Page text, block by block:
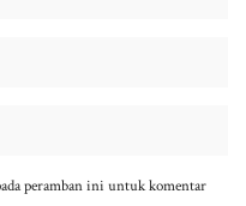
peramban ini untuk komentar